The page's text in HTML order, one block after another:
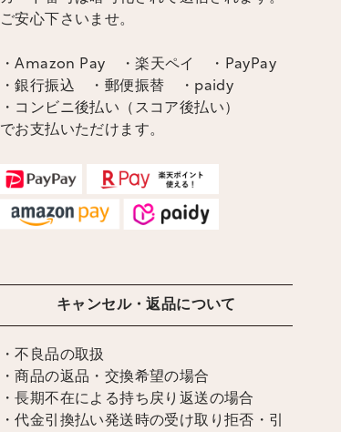
ご安心下さいませ。
・Amazon Pay ・楽天ペイ ・PayPay
・銀行振込 ・郵便振替 ・paidy
・コンビニ後払い（スコア後払い）
でお支払いただけます。
キャンセル・返品について
・不良品の取扱
・商品の返品・交換希望の場合
・長期不在による持ち戻り返送の場合
・代金引換払い発送時の受け取り拒否・引